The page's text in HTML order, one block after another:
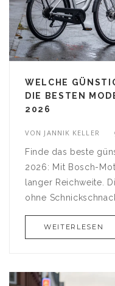
WELCHE
DIE BESTEN
2026
VON JANNIK KELLER
Finde das beste
2026: Mit Bosch-
langer Reichweite.
ohne
WEITERLESEN